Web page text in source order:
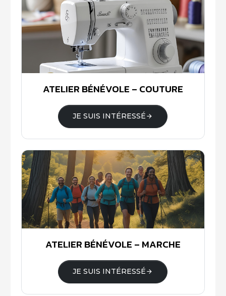
ATELIER BÉNÉVOLE – COUTURE
JE SUIS INTÉRESSÉ
ATELIER BÉNÉVOLE – MARCHE
JE SUIS INTÉRESSÉ